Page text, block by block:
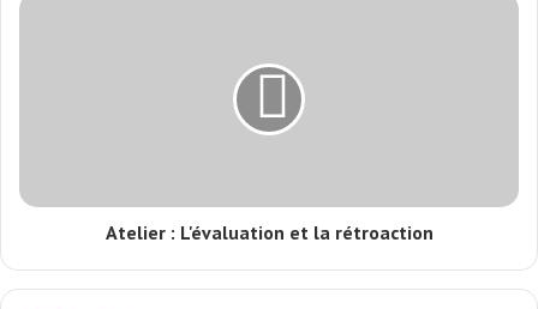
Atelier : L'évaluation et la rétroaction